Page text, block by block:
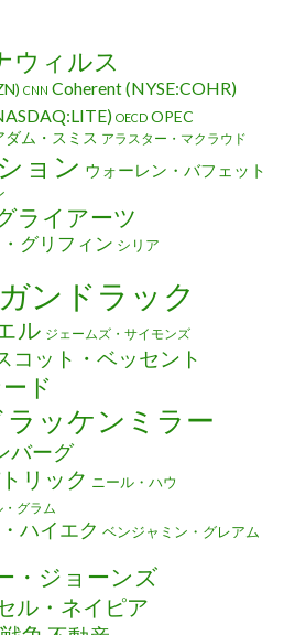
ウィルス
CNN Coherent (NYSE:COHR)
OECD OPEC
ダム・スミス アラスター・マクラウド
ョン ウォーレン・バフェット
ライアーツ
グリフィン シリア
ンドラック
ル ジェームズ・サイモンズ
コット・ベッセント
ド
ッケンミラー
バーグ
リック ニール・ハウ
・グラム
ハイエク ベンジャミン・グレアム
・ジョーンズ
ル・ネイピア